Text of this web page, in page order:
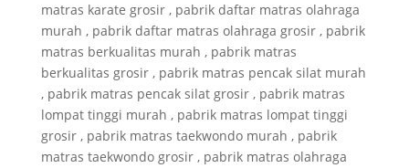
matras karate grosir , pabrik daftar matras olahraga
murah , pabrik daftar matras olahraga grosir , pabrik
matras berkualitas murah , pabrik matras
berkualitas grosir , pabrik matras pencak silat murah
, pabrik matras pencak silat grosir , pabrik matras
lompat tinggi murah , pabrik matras lompat tinggi
grosir , pabrik matras taekwondo murah , pabrik
matras taekwondo grosir , pabrik matras olahraga